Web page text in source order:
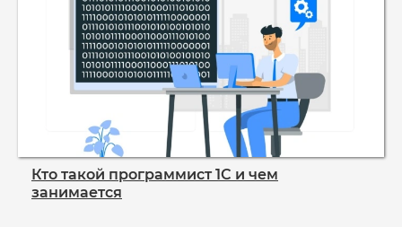
Кто такой программист 1С и чем
занимается